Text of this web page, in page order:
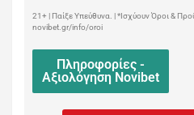
21+ | Παίξε Υπεύθυνα. | *Ισχύουν Όροι &
novibet.gr/info/oroi
Πληροφορίες -
Αξιολόγηση Novibet